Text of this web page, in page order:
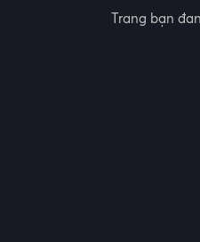
Trang bạn